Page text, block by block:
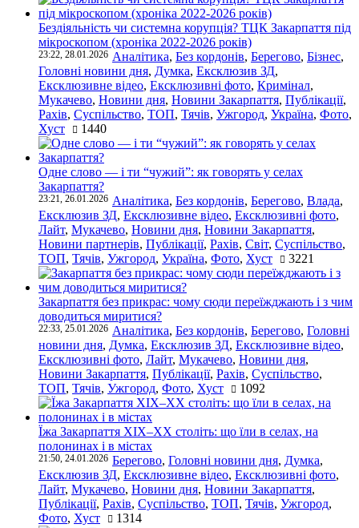
Бездіяльність чи системна корупція? ТЦК Закарпаття під
мікроскопом (хроніка 2022-2026 років)
23:22, 28.01.2026 Аналітика, Без кордонів, Берегово, Бізнес,
Головні новини дня, Думка, Ексклюзив ЗД,
Ексклюзивне відео, Ексклюзивні фото, Кримінал,
Мукачево, Новини дня, Новини Закарпаття, Публікації,
Рахів, Суспільство, ТОП, Тячів, Ужгород, Україна, Фото,
Хуст
1440
Одне слово — і ти “чужий”: як говорять у селах
Закарпаття?
23:21, 26.01.2026 Аналітика, Без кордонів, Берегово, Влада,
Ексклюзив ЗД, Ексклюзивне відео, Ексклюзивні фото,
Лайт, Мукачево, Новини дня, Новини Закарпаття,
Новини партнерів, Публікації, Рахів, Світ, Суспільство,
ТОП, Тячів, Ужгород, Україна, Фото, Хуст 3221
Закарпаття без прикрас: чому сюди переїжджають і з чим
доводиться миритися?
22:33, 25.01.2026 Аналітика, Без кордонів, Берегово, Головні
новини дня, Думка, Ексклюзив ЗД, Ексклюзивне відео,
Ексклюзивні фото, Лайт, Мукачево, Новини дня,
Новини Закарпаття, Публікації, Рахів, Суспільство,
ТОП, Тячів, Ужгород, Фото, Хуст 1092
Їжа Закарпаття ХІХ–ХХ століть: що їли в селах, на
полонинах і в містах
21:50, 24.01.2026 Берегово, Головні новини дня, Думка,
Ексклюзив ЗД, Ексклюзивне відео, Ексклюзивні фото,
Лайт, Мукачево, Новини дня, Новини Закарпаття,
Публікації, Рахів, Суспільство, ТОП, Тячів, Ужгород,
Фото, Хуст 1314